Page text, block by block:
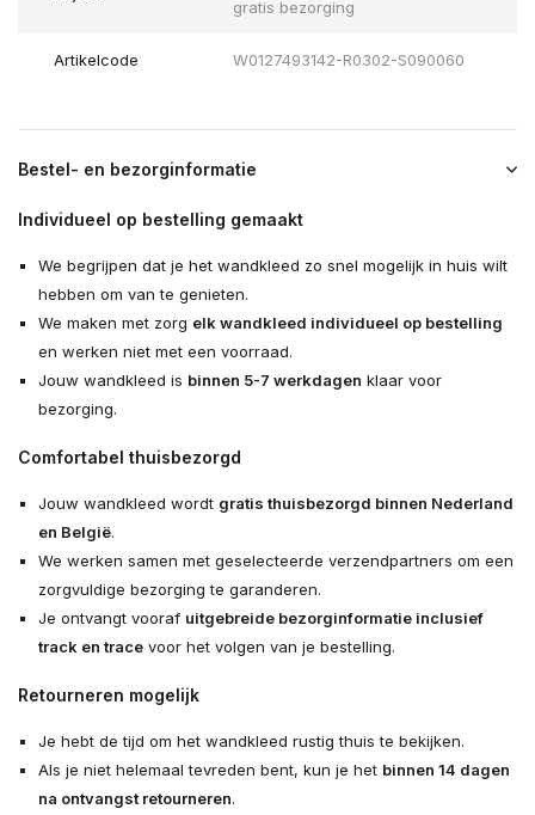
gratis bezorging
Artikelcode W0127493142-R0302-S090060
Bestel- en bezorginformatie
Individueel op bestelling gemaakt
We begrijpen dat je het wandkleed zo snel mogelijk in huis wilt
hebben om van te genieten.
We maken met zorg elk wandkleed individueel op bestelling
en werken niet met een voorraad.
Jouw wandkleed is binnen 5-7 werkdagen klaar voor
bezorging.
Comfortabel thuisbezorgd
Jouw wandkleed wordt gratis thuisbezorgd binnen Nederland
en België.
We werken samen met geselecteerde verzendpartners om een
zorgvuldige bezorging te garanderen.
Je ontvangt vooraf uitgebreide bezorginformatie inclusief
track en tracevoor het volgen van je bestelling.
Retourneren mogelijk
Je hebt de tijd om het wandkleed rustig thuis te bekijken.
Als je niet helemaal tevreden bent, kun je het binnen 14 dagen
na ontvangst retourneren.